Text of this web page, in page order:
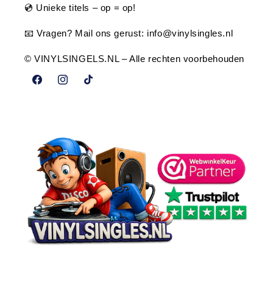
💿 Unieke titels – op = op!
📧 Vragen? Mail ons gerust: info@vinylsingles.nl
© VINYLSINGELS.NL – Alle rechten voorbehouden
FacebookInstagramTikTok